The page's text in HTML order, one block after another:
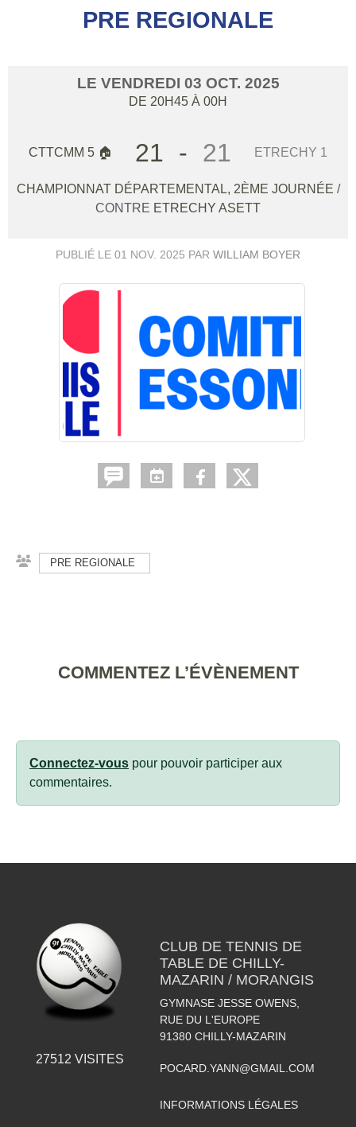
PRE REGIONALE
LE VENDREDI 03 OCT. 2025
DE 20H45 À 00H
CTTCMM 5 🏠 21 - 21 ETRECHY 1
CHAMPIONNAT DÉPARTEMENTAL, 2ÈME JOURNÉE /
CONTRE ETRECHY ASETT
PUBLIÉ LE 01 NOV. 2025 PAR WILLIAM BOYER
PRE REGIONALE
COMMENTEZ L’ÉVÈNEMENT
Connectez-vous pour pouvoir participer aux
commentaires.
27512 VISITES
CLUB DE TENNIS DE
TABLE DE CHILLY-
MAZARIN / MORANGIS
GYMNASE JESSE OWENS,
RUE DU L'EUROPE
91380 CHILLY-MAZARIN
POCARD.YANN@GMAIL.COM
INFORMATIONS LÉGALES